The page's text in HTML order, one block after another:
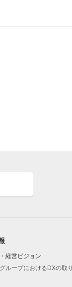
経営ビジョン
ループにおけるDXの取